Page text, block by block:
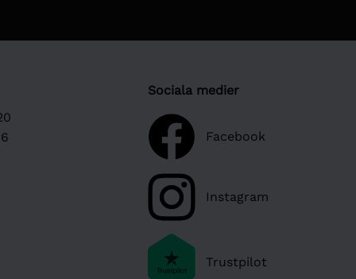
Sociala medier
Facebook
Instagram
Trustpilot